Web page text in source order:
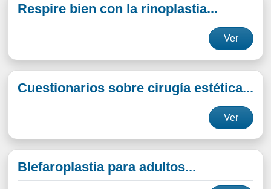
Respire bien con la rinoplastia...
Ver
Cuestionarios sobre cirugía estética...
Ver
Blefaroplastia para adultos...